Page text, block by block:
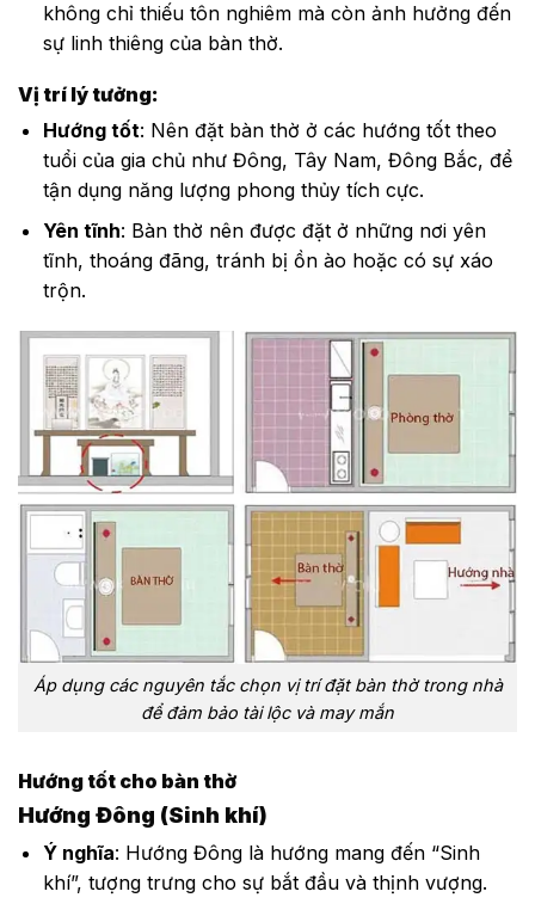
không chỉ thiếu tôn nghiêm mà còn ảnh hưởng đến
sự linh thiêng của bàn thờ.
Vị trí lý tưởng:
Hướng tốt: Nên đặt bàn thờ ở các hướng tốt theo
tuổi của gia chủ như Đông, Tây Nam, Đông Bắc, để
tận dụng năng lượng phong thủy tích cực.
Yên tĩnh: Bàn thờ nên được đặt ở những nơi yên
tĩnh, thoáng đãng, tránh bị ồn ào hoặc có sự xáo
trộn.
Áp dụng các nguyên tắc chọn vị trí đặt bàn thờ trong nhà
để đảm bảo tài lộc và may mắn
Hướng tốt cho bàn thờ
Hướng Đông (Sinh khí)
Ý nghĩa: Hướng Đông là hướng mang đến “Sinh
khí”, tượng trưng cho sự bắt đầu và thịnh vượng.